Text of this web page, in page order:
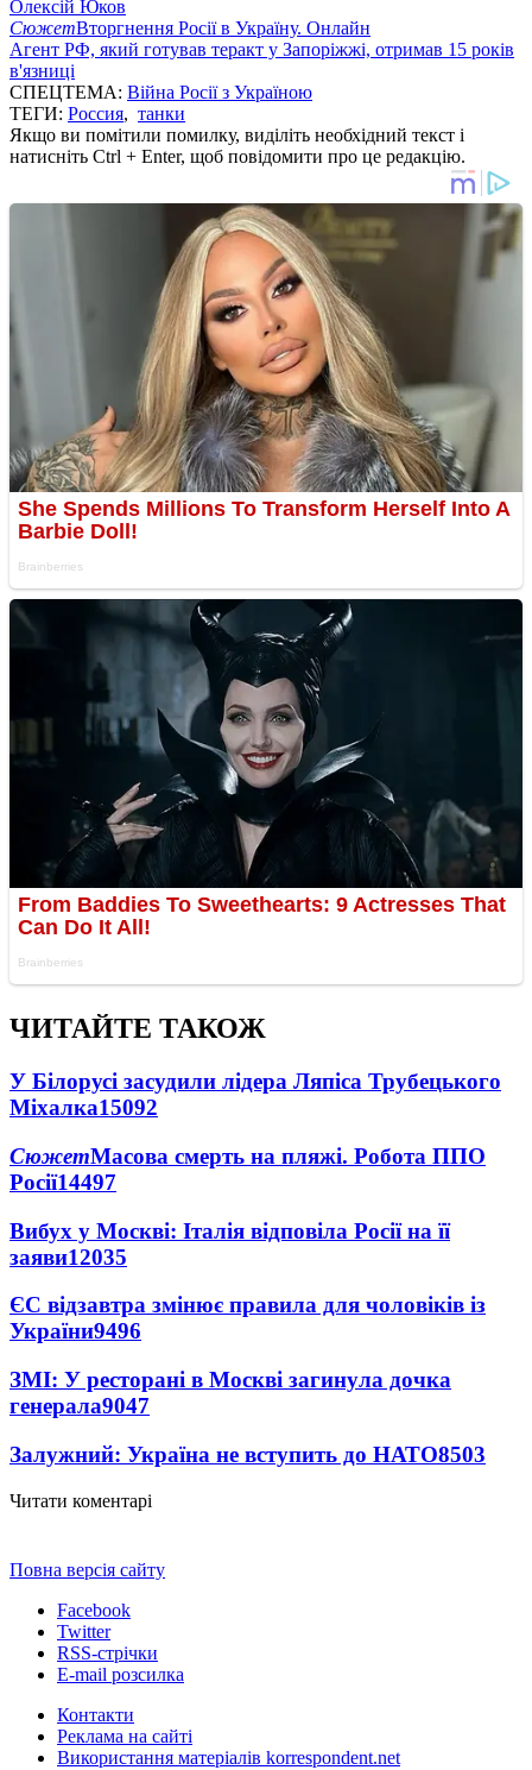
Олексій Юков
СюжетВторгнення Росії в Україну. Онлайн
Агент РФ, який готував теракт у Запоріжжі, отримав 15 років
в'язниці
СПЕЦТЕМА: Війна Росії з Україною
ТЕГИ: Россия, танки
Якщо ви помітили помилку, виділіть необхідний текст і
натисніть Ctrl + Enter, щоб повідомити про це редакцію.
ЧИТАЙТЕ ТАКОЖ
У Білорусі засудили лідера Ляпіса Трубецького
Міхалка15092
СюжетМасова смерть на пляжі. Робота ППО
Росії14497
Вибух у Москві: Італія відповіла Росії на її
заяви12035
ЄС відзавтра змінює правила для чоловіків із
України9496
ЗМІ: У ресторані в Москві загинула дочка
генерала9047
Залужний: Україна не вступить до НАТО8503
Читати коментарі
Повна версія сайту
Facebook
Twitter
RSS-стрічки
E-mail розсилка
Контакти
Реклама на сайті
Використання матеріалів korrespondent.net